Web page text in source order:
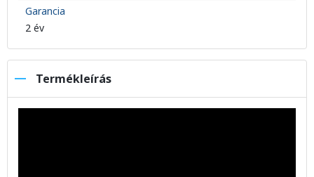
Garancia
2 év
Termékleírás